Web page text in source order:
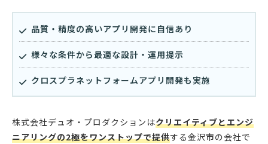
品質・精度の高いアプリ開発に自信あり
様々な条件から最適な設計・運用提示
クロスプラネットフォームアプリ開発も実施
株式会社デュオ・プロダクションはクリエイティブとエンジ
ニアリングの2極をワンストップで提供する金沢市の会社で